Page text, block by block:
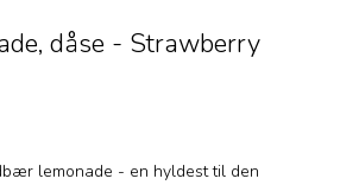
dåse - Strawberry
lemonade - en hyldest til den